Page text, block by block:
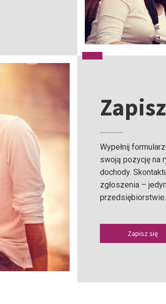
Wypełnij
swoją pozycję na
dochody.
zgłoszenia –
przedsiębiorstwie.
Zapisz się